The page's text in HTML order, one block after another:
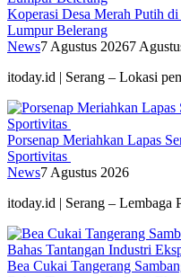
Koperasi Desa Merah Putih
Lumpur Belerang
News7 Agustus 20267
itoday.id | Serang – Lokasi
Porsenap Meriahkan Lapas
Sportivitas
News7 Agustus 2026
itoday.id | Serang – Lembaga
Bea Cukai Tangerang